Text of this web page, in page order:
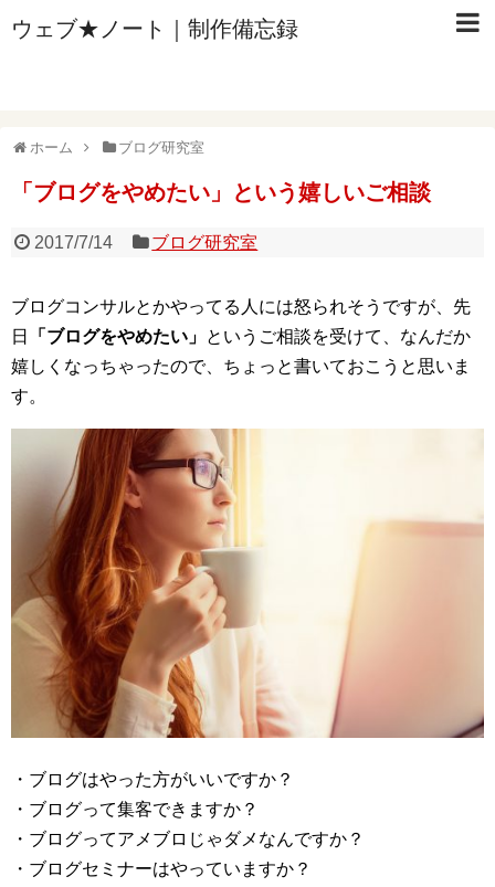
ウェブ★ノート｜制作備忘録
ホーム ブログ研究室
「ブログをやめたい」という嬉しいご相談
2017/7/14 ブログ研究室
ブログコンサルとかやってる人には怒られそうですが、先
日
「ブログをやめたい」 というご相談を受けて、なんだか
嬉しくなっちゃったので、ちょっと書いておこうと思いま
す。
・ブログはやった方がいいですか？
・ブログって集客できますか？
・ブログってアメブロじゃダメなんですか？
・ブログセミナーはやっていますか？